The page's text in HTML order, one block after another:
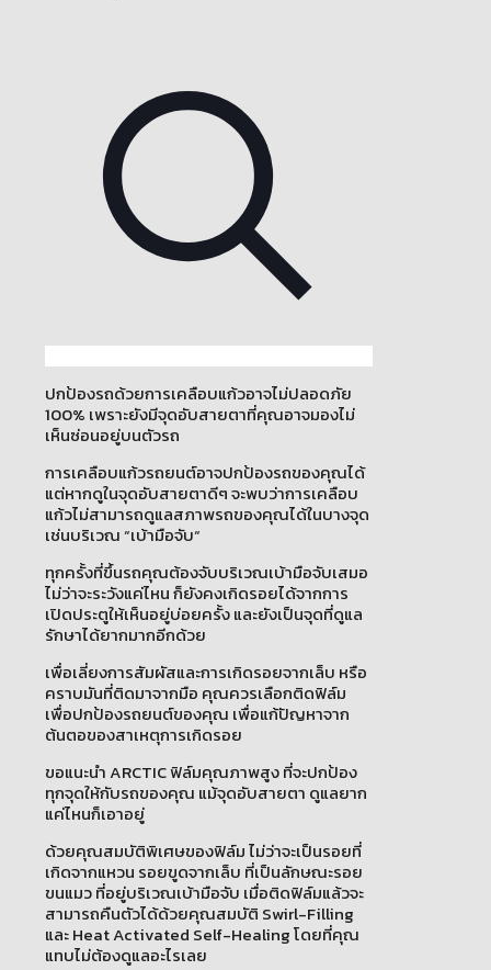
ปกป้องรถด้วยการเคลือบแก้วอาจไม่ปลอดภัย
100% เพราะยังมีจุดอับสายตาที่คุณอาจมองไม่
เห็นซ่อนอยู่บนตัวรถ
การเคลือบแก้วรถยนต์อาจปกป้องรถของคุณได้
แต่หากดูในจุดอับสายตาดีๆ จะพบว่าการเคลือบ
แก้วไม่สามารถดูแลสภาพรถของคุณได้ในบางจุด
เช่นบริเวณ “เบ้ามือจับ“
ทุกครั้งที่ขึ้นรถคุณต้องจับบริเวณเบ้ามือจับเสมอ
ไม่ว่าจะระวังแค่ไหน ก็ยังคงเกิดรอยได้จากการ
เปิดประตูให้เห็นอยู่บ่อยครั้ง และยังเป็นจุดที่ดูแล
รักษาได้ยากมากอีกด้วย
เพื่อเลี่ยงการสัมผัสและการเกิดรอยจากเล็บ หรือ
คราบมันที่ติดมาจากมือ คุณควรเลือกติดฟิล์ม
เพื่อปกป้องรถยนต์ของคุณ เพื่อแก้ปัญหาจาก
ต้นตอของสาเหตุการเกิดรอย
ขอแนะนำ ARCTIC ฟิล์มคุณภาพสูง ที่จะปกป้อง
ทุกจุดให้กับรถของคุณ แม้จุดอับสายตา ดูแลยาก
แค่ไหนก็เอาอยู่
ด้วยคุณสมบัติพิเศษของฟิล์ม ไม่ว่าจะเป็นรอยที่
เกิดจากแหวน รอยขูดจากเล็บ ที่เป็นลักษณะรอย
ขนแมว ที่อยู่บริเวณเบ้ามือจับ เมื่อติดฟิล์มแล้วจะ
สามารถคืนตัวได้ด้วยคุณสมบัติ Swirl-Filling
และ Heat Activated Self-Healing โดยที่คุณ
แทบไม่ต้องดูแลอะไรเลย